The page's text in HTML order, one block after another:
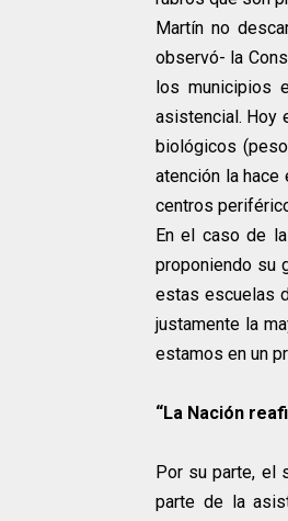
Martín no
observó- la
los municipios
asistencial. Hoy
biológicos
atención la
centros
En el caso de
proponiendo su
estas escuelas
justamente la
estamos en un
“La Nación
Por su parte, el
parte de la